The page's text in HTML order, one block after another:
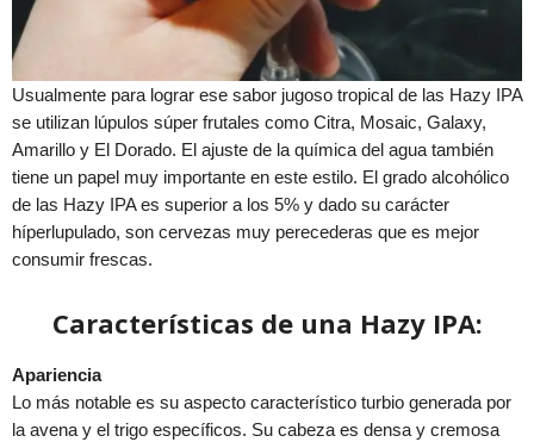
Usualmente para lograr ese sabor jugoso tropical de las Hazy IPA
se utilizan lúpulos súper frutales como Citra, Mosaic, Galaxy,
Amarillo y El Dorado. El ajuste de la química del agua también
tiene un papel muy importante en este estilo. El grado alcohólico
de las Hazy IPA es superior a los 5% y dado su carácter
híperlupulado, son cervezas muy perecederas que es mejor
consumir frescas.
Características de una Hazy IPA:
Apariencia
Lo más notable es su aspecto característico turbio generada por
la avena y el trigo específicos. Su cabeza es densa y cremosa